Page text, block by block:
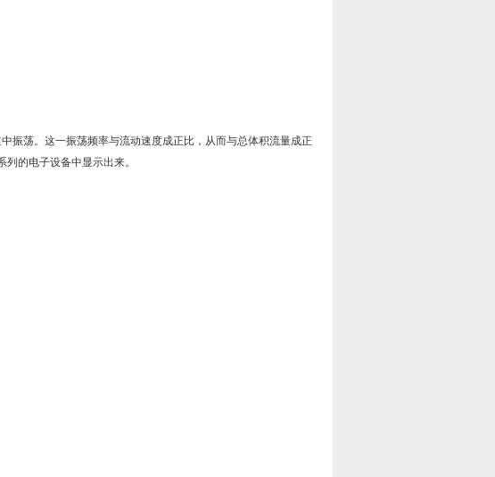
振荡。这一振荡频率与流动速度成正比，从而与总体积流量成正
的电子设备中显示出来。